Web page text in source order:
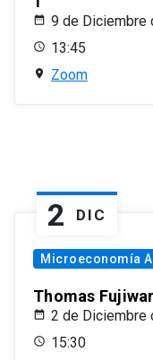
9 de Diciembre
13:45
Zoom
2 DIC
Microeconomía
Thomas
2 de Diciembre
15:30